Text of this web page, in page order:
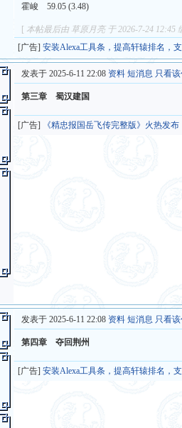
霍峻 59.05 (3.48)
[ 本帖最后由 草原月亮 于 2026-7-24 12:45
[广告]安装Alexa工具条，提高轩辕排名，
发表于 2025-6-11 22:08 资料 短消息 只看
第三章 蜀汉建国
[广告] 《精忠报国岳飞传完整版》火热发布
发表于 2025-6-11 22:08 资料 短消息 只看
第四章 夺回荆州
[广告]安装Alexa工具条，提高轩辕排名，